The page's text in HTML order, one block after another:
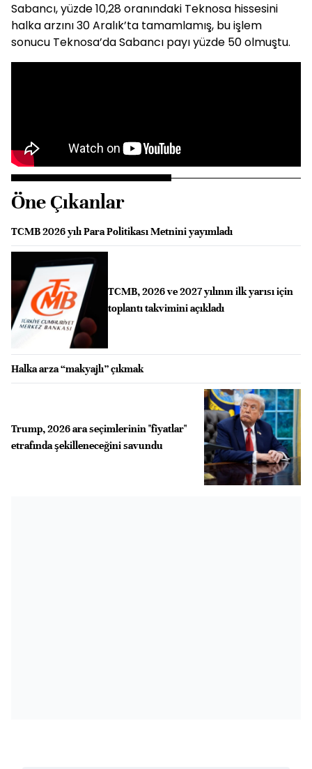
Sabancı, yüzde 10,28 oranındaki Teknosa hissesini
halka arzını 30 Aralık’ta tamamlamış, bu işlem
sonucu Teknosa’da Sabancı payı yüzde 50 olmuştu.
Öne Çıkanlar
TCMB 2026 yılı Para Politikası Metnini yayımladı
TCMB, 2026 ve 2027 yılının ilk yarısı için
toplantı takvimini açıkladı
Halka arza “makyajlı” çıkmak
Trump, 2026 ara seçimlerinin "fiyatlar"
etrafında şekilleneceğini savundu